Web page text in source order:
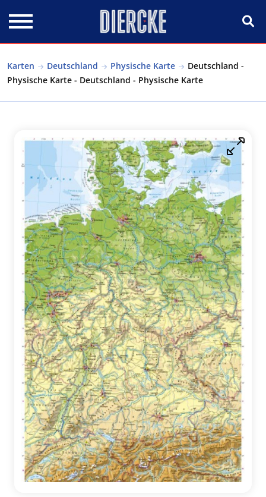
Karten Deutschland Physische Karte
Deutschland -
Physische Karte - Deutschland - Physische Karte